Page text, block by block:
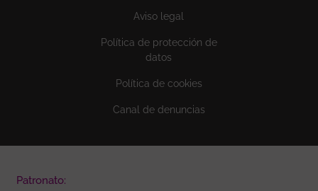
Aviso legal
Política de protección de
datos
Política de cookies
Canal de denuncias
Patronato: